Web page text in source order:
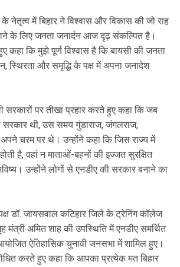
नेतृत्व में बिहार ने विश्वास और विकास की जो राह
के लिए जनता जनार्दन आज दृढ़ संकल्पित है।
कहा कि मुझे पूर्ण विश्वास है कि बायसी की जनता
स्थिरता और समृद्धि के पक्ष में अपना जनादेश
सरकारों पर तीखा प्रहार करते हुए कहा कि जब
सरकार थी, उस समय गुंडाराज, जंगलराज,
चरम पर थे। उन्होंने कहा कि जिस राज्य में
है, वहां न माताओं-बहनों की इज्जत सुरक्षित
उन्होंने लोगों से एनडीए की सरकार बनाने का
डॉ. जायसवाल कटिहार जिले के ट्रेनिंग कॉलेज
मंत्री अमित शाह की उपस्थिति में एनडीए समर्थित
ऐतिहासिक चुनावी जनसभा में शामिल हुए।
करते हुए कहा कि आपका प्रत्येक मत बिहार